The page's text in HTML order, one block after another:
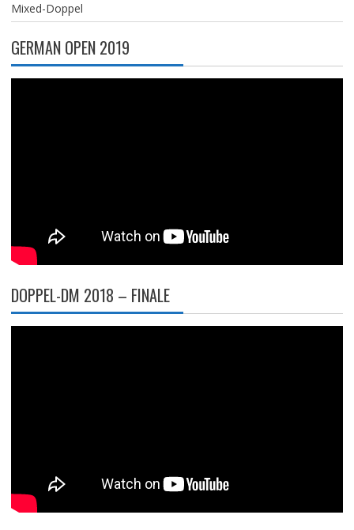
Mixed-Doppel
GERMAN OPEN 2019
DOPPEL-DM 2018 – FINALE